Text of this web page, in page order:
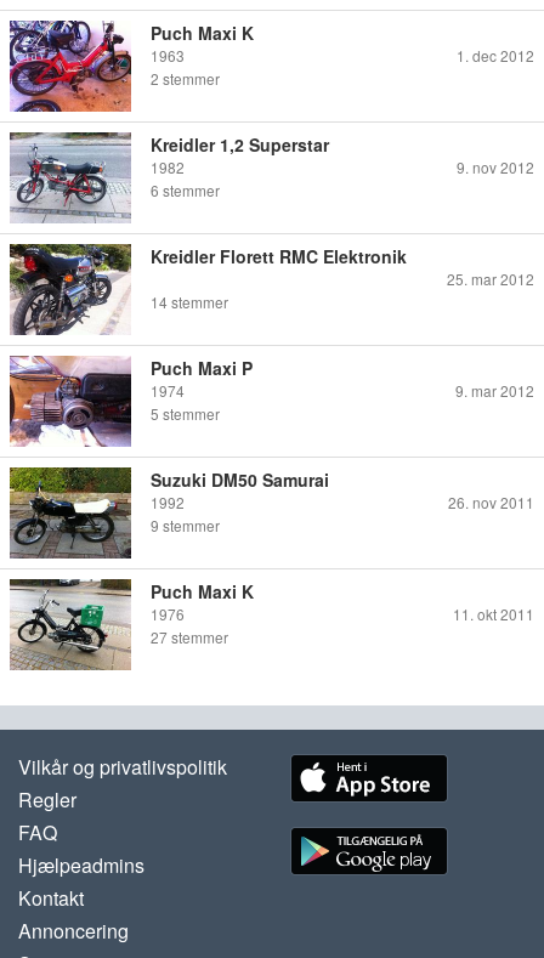
Puch Maxi K
1963
1. dec 2012
2 stemmer
Kreidler 1,2 Superstar
1982
9. nov 2012
6 stemmer
Kreidler Florett RMC Elektronik
25. mar 2012
14 stemmer
Puch Maxi P
1974
9. mar 2012
5 stemmer
Suzuki DM50 Samurai
1992
26. nov 2011
9 stemmer
Puch Maxi K
1976
11. okt 2011
27 stemmer
Vilkår og privatlivspolitik
Regler
FAQ
Hjælpeadmins
Kontakt
Annoncering